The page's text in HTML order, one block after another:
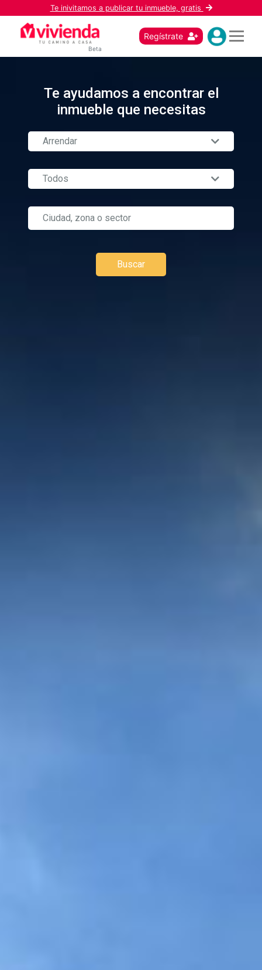
Te inivitamos a publicar tu inmueble, gratis
Beta
Regístrate
Te ayudamos a encontrar el
inmueble que necesitas
Arrendar
Todos
Buscar